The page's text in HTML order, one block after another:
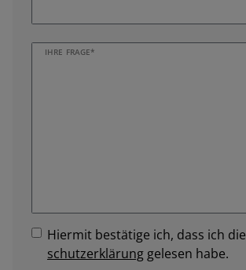
IHRE FRAGE*
Hiermit bestätige ich, dass ich die
schutz­erklärung gelesen habe.